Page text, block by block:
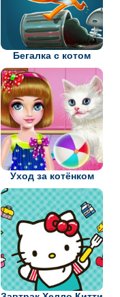
Бегалка с котом
Уход за котёнком